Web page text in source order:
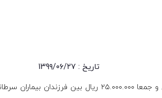
تاریخ : 139۹/۰۶/۲۷
تعداد ۲۵ بسته کامل لوازم تحریر به ارزش هر بسته ۱.۰۰۰.۰۰۰ ریال و جمعا ۲۵.۰۰۰.۰۰۰ ریال بین